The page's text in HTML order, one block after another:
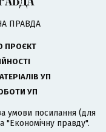
ПРАВДА
ПРОЄКТ
УП
УП
умови посилання (для
"Економічну правду".